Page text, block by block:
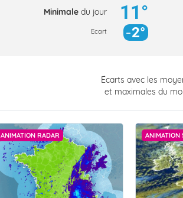
Minimale du jour
Ecart
11°
2°
Écarts avec les
et maximales du
ANIMATION RADAR ANIMATION